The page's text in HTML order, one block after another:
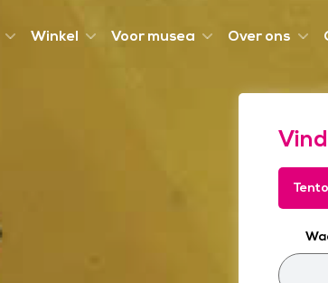
Winkel Voor musea Over ons